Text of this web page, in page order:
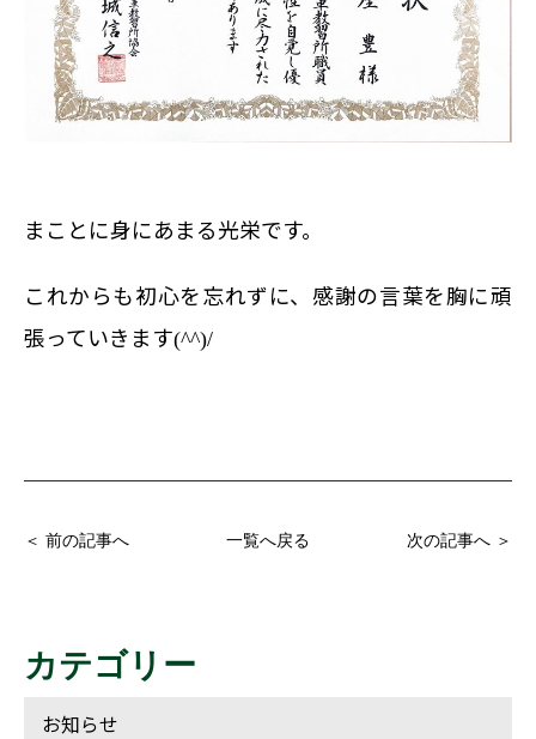
まことに身にあまる光栄です。
これからも初心を忘れずに、感謝の言葉を胸に頑
張っていきます(^^)/
＜ 前の記事へ 一覧へ戻る 次の記事へ ＞
カテゴリー
お知らせ